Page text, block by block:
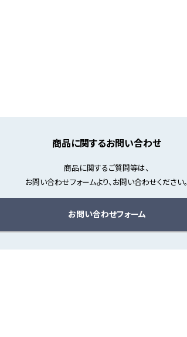
商品に関するお問い合わせ
商品に関するご質問等は、
お問い合わせフォームより、お問い合わせください。
お問い合わせフォーム